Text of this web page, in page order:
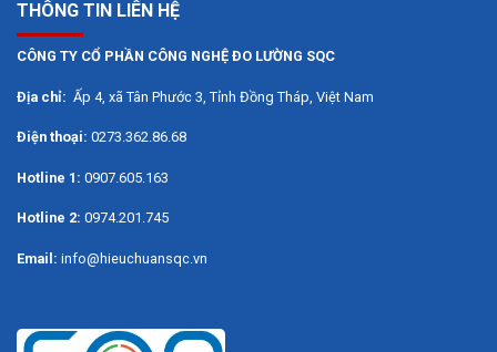
THÔNG TIN LIÊN HỆ
CÔNG TY CỔ PHẦN CÔNG NGHỆ ĐO LƯỜNG SQC
Địa chỉ: Ấp 4, xã Tân Phước 3, Tỉnh Đồng Tháp, Việt Nam
Điện thoại: 0273.362.86.68
Hotline 1: 0907.605.163
Hotline 2: 0974.201.745
Email: info@hieuchuansqc.vn